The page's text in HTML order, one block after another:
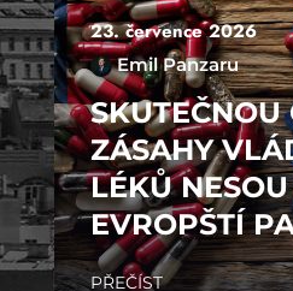
SKUTEČNOU
ZÁSAHY
LÉKŮ NESOU
EVROPŠTÍ
PŘEČÍST
23. července 2026
Emil Panzaru